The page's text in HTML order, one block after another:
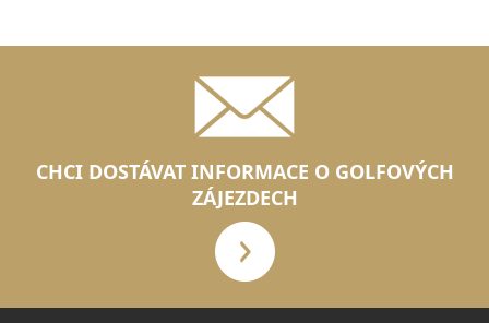
CHCI DOSTÁVAT INFORMACE O GOLFOVÝCH
ZÁJEZDECH